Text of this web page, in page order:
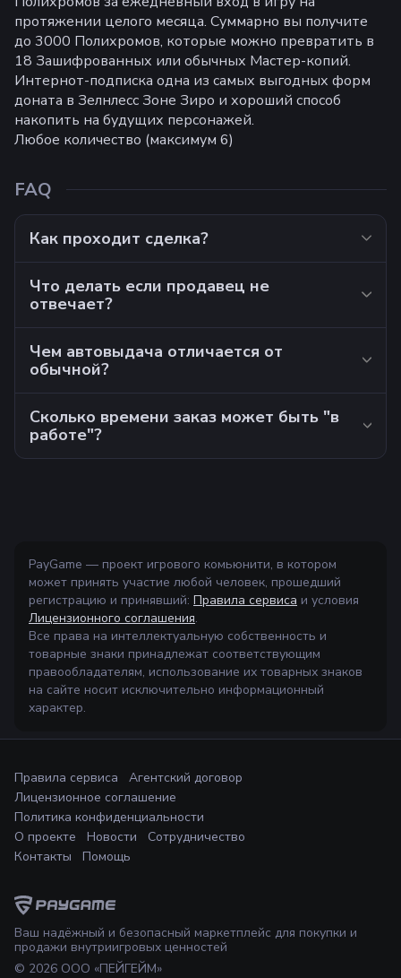
протяжении целого месяца. Суммарно вы получите
до 3000 Полихромов, которые можно превратить в
18 Зашифрованных или обычных Мастер-копий.
Интернот-подписка одна из самых выгодных форм
доната в Зелнлесс Зоне Зиро и хороший способ
накопить на будущих персонажей.
Любое количество (максимум 6)
FAQ
Как проходит сделка?
Что делать если продавец не
отвечает?
Чем автовыдача отличается от
обычной?
Сколько времени заказ может быть "в
работе"?
PayGame — проект игрового комьюнити, в котором
может принять участие любой человек, прошедший
регистрацию и принявший: Правила сервиса и условия
Лицензионного соглашения.
Все права на интеллектуальную собственность и
товарные знаки принадлежат соответствующим
правообладателям, использование их товарных знаков
на сайте носит исключительно информационный
характер.
Ваш надёжный и безопасный маркетплейс для покупки и
продажи внутриигровых ценностей
© 2026 ООО «ПЕЙГЕЙМ»
Правила сервиса
Агентский договор
Лицензионное соглашение
Политика конфиденциальности
О проекте
Новости
Сотрудничество
Контакты
Помощь